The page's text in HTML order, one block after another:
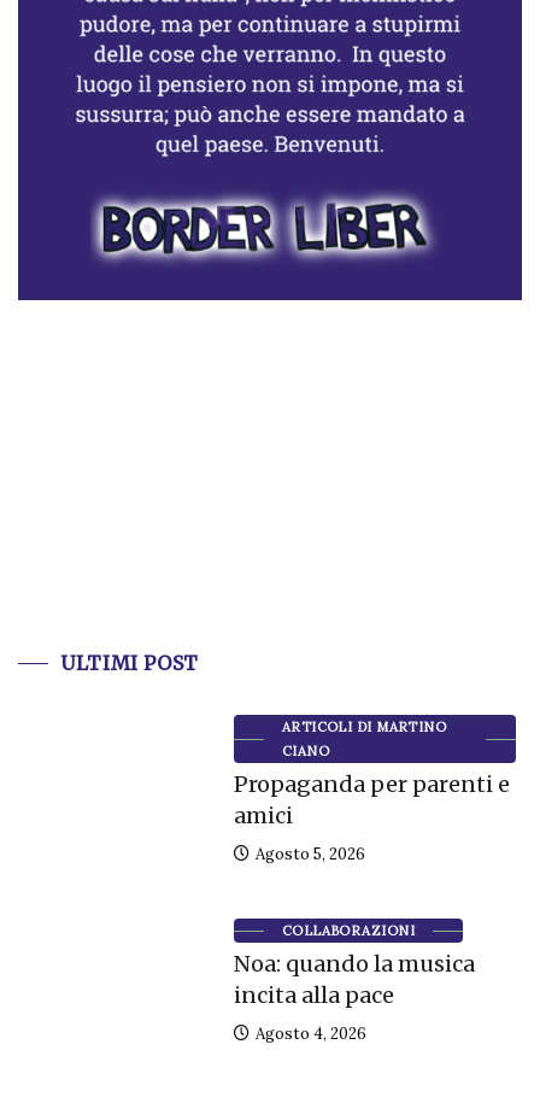
ULTIMI POST
ARTICOLI DI MARTINO
CIANO
Propaganda per parenti e
amici
Agosto 5, 2026
COLLABORAZIONI
Noa: quando la musica
incita alla pace
Agosto 4, 2026